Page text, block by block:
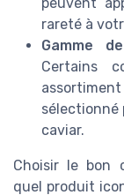
rareté à
Gamme
Certains
sélectionné
caviar.
Choisir le bon
quel produit